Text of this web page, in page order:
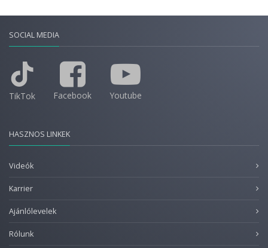
SOCIAL MEDIA
TikTok Facebook Youtube
HASZNOS LINKEK
Videók
Karrier
Ajánlólevelek
Rólunk